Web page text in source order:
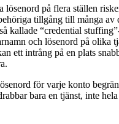
lösenord på flera ställen
tillgång till många av
kallade “credential
och lösenord på olika
ett intrång på en plats
för varje konto
bara en tjänst, inte